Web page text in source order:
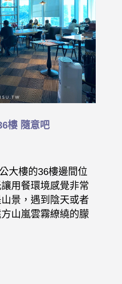
樓 隨意吧
大樓的36樓邊間位
用餐環境感覺非常
景，遇到陰天或者
山嵐雲霧繚繞的朦